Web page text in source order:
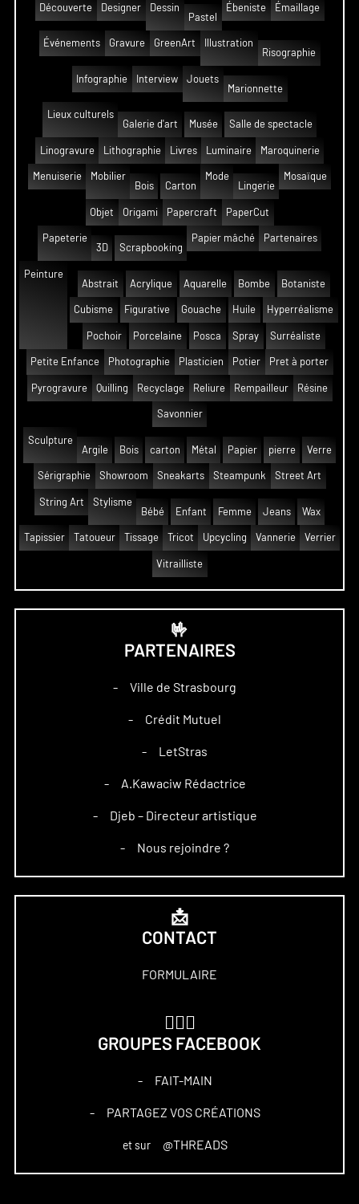
Découverte Designer
Dessin
Pastel
Ébeniste Émaillage
Événements Gravure GreenArt
Illustration
Risographie
Infographie Interview
Jouets
Marionnette
Lieux culturels
Galerie d'art
Musée Salle de spectacle
Linogravure Lithographie Livres Luminaire Maroquinerie
Menuiserie
Mobilier
Bois
Carton
Mode
Lingerie
Mosaïque
Objet Origami Papercraft PaperCut
Papeterie
3D
Scrapbooking
Papier mâché Partenaires
Peinture
Abstrait
Acrylique Aquarelle Bombe Botaniste
Cubisme Figurative Gouache Huile Hyperréalisme
Pochoir Porcelaine Posca Spray Surréaliste
Petite Enfance Photographie Plasticien Potier Pret à porter
Pyrogravure Quilling Recyclage Reliure Rempailleur Résine
Savonnier
Sculpture
Argile
Bois carton Métal Papier pierre Verre
Sérigraphie Showroom Sneakarts Steampunk Street Art
String Art
Stylisme
Bébé
Enfant Femme Jeans Wax
Tapissier Tatoueur Tissage Tricot Upcycling Vannerie Verrier
Vitrailliste
🤟
PARTENAIRES
– Ville de Strasbourg
– Crédit Mutuel
– LetStras
– A.Kawaciw Rédactrice
– Djeb – Directeur artistique
– Nous rejoindre ?
📩
CONTACT
FORMULAIRE
GROUPES FACEBOOK
– FAIT-MAIN
– PARTAGEZ VOS CRÉATIONS
et sur @THREADS